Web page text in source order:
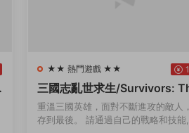
★★ 熱門遊戲 ★★
三國志亂世求生/Survivors:
e Kingdoms（
1.1）
重溫三國英雄，面對不斷進攻的敵人
存到最後。 請通過自己的戰略和技能